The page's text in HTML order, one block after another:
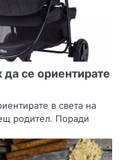
се ориентирате
в света на
родител. Поради